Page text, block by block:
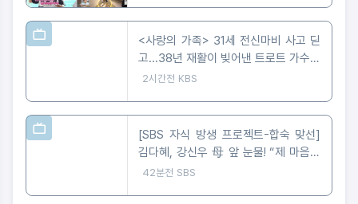
<사랑의 가족> 31세 전신마비 사고 딛
고...38년 재활이 빚어낸 트로트 가수의
꿈
2시간전 KBS
[SBS 자식 방생 프로젝트-합숙 맞선]
김다혜, 강신우 母 앞 눈물! “제 마음은
이미 정리 완료” 최종선택 D-1 러브라
42분전 SBS